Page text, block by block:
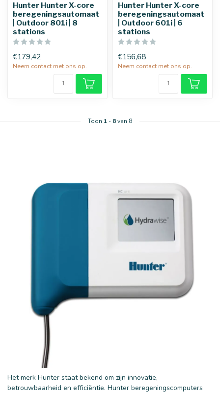
Hunter Hunter X-core
beregeningsautomaat
| Outdoor 801i | 8
stations
€179,42
Neem contact met ons op.
Hunter Hunter X-core
beregeningsautomaat
| Outdoor 601i | 6
stations
€156,68
Neem contact met ons op.
Toon 1 - 8van 8
Het merk Hunter staat bekend om zijn innovatie,
betrouwbaarheid en efficiëntie. Hunter beregeningscomputers